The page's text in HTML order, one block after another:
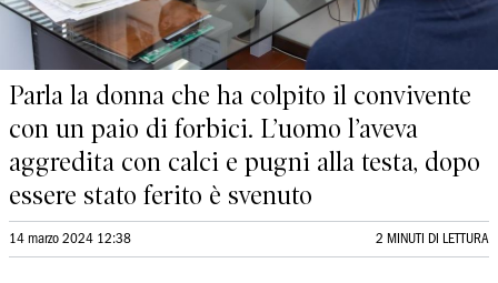
Parla la donna che ha colpito il convivente
con un paio di forbici. L’uomo l’aveva
aggredita con calci e pugni alla testa, dopo
essere stato ferito è svenuto
14 marzo 2024 12:38 2 MINUTI DI LETTURA